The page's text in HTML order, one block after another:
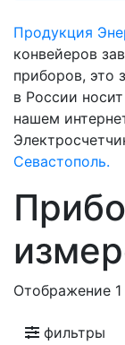
Продукция
конвейеров
приборов, это
в России
нашем
Севастополь.
Отображение 1
фильтры